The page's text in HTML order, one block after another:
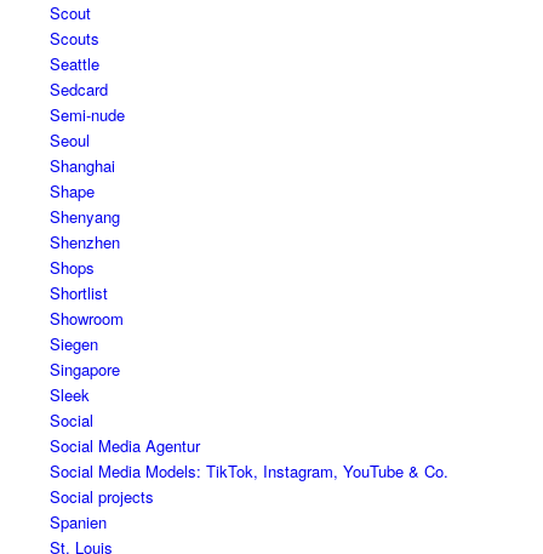
Scout
Scouts
Seattle
Sedcard
Semi-nude
Seoul
Shanghai
Shape
Shenyang
Shenzhen
Shops
Shortlist
Showroom
Siegen
Singapore
Sleek
Social
Social Media Agentur
Social Media Models: TikTok, Instagram, YouTube & Co.
Social projects
Spanien
St. Louis